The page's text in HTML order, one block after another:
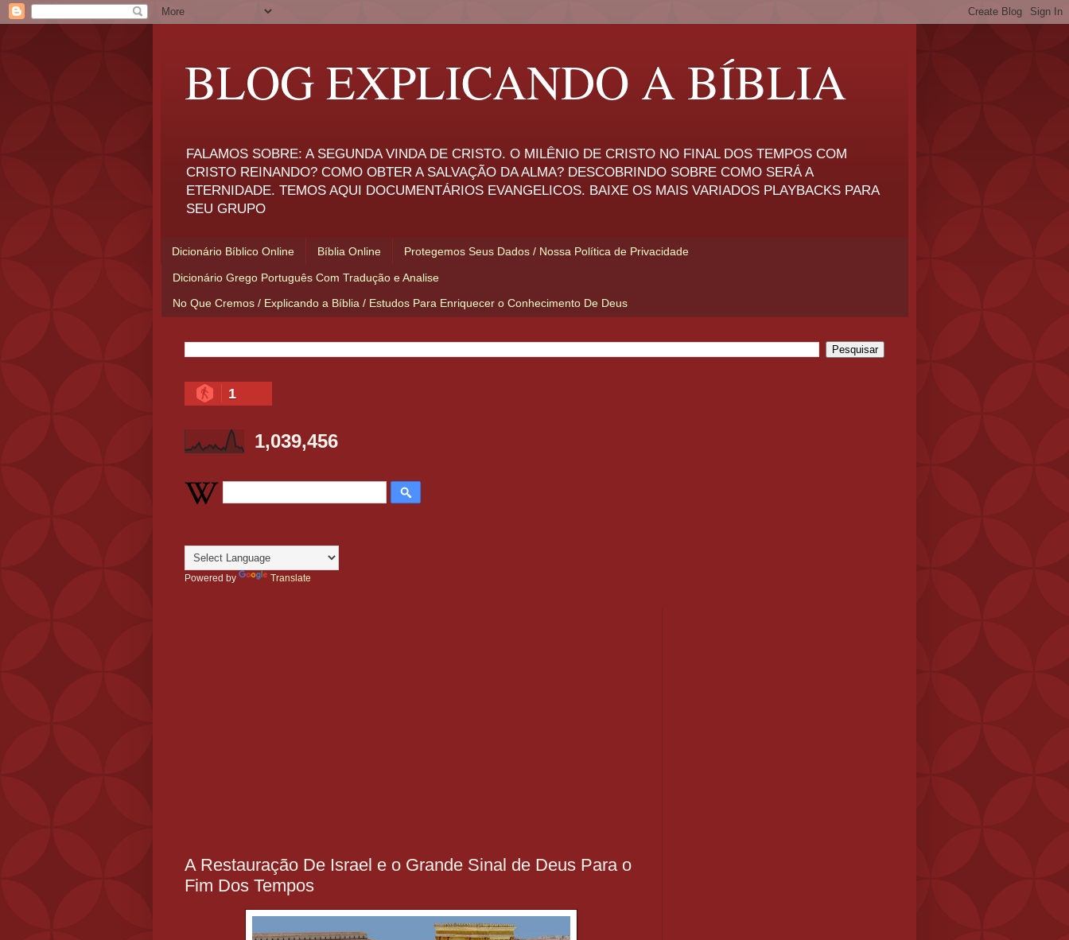
BLOG EXPLICANDO A BÍBLIA
FALAMOS SOBRE: A SEGUNDA VINDA DE CRISTO. O MILÊNIO DE CRISTO NO FINAL DOS TEMPOS COM
CRISTO REINANDO? COMO OBTER A SALVAÇÃO DA ALMA? DESCOBRINDO SOBRE COMO SERÁ A
ETERNIDADE. TEMOS AQUI DOCUMENTÁRIOS EVANGELICOS. BAIXE OS MAIS VARIADOS PLAYBACKS PARA
SEU GRUPO
Dicionário Bíblico Online Bíblia Online Protegemos Seus Dados / Nossa Política de Privacidade
Dicionário Grego Português Com Tradução e Analise
No Que Cremos / Explicando a Bíblia / Estudos Para Enriquecer o Conhecimento De Deus
1
1,039,456
Powered by Translate
A Restauração De Israel e o Grande Sinal de Deus Para o
Fim Dos Tempos